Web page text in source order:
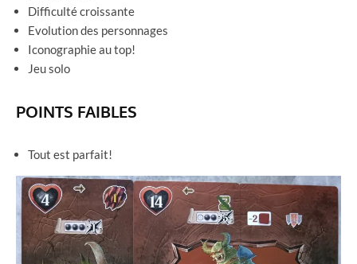
Difficulté croissante
Evolution des personnages
Iconographie au top!
Jeu solo
POINTS FAIBLES
Tout est parfait!